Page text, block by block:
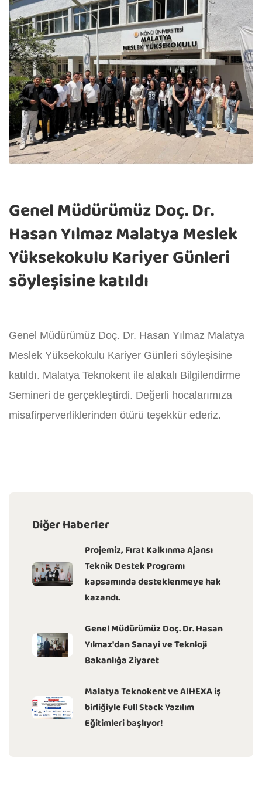
Genel Müdürümüz Doç. Dr.
Hasan Yılmaz Malatya Meslek
Yüksekokulu Kariyer Günleri
söyleşisine katıldı
Genel Müdürümüz Doç. Dr. Hasan Yılmaz Malatya
Meslek Yüksekokulu Kariyer Günleri söyleşisine
katıldı. Malatya Teknokent ile alakalı Bilgilendirme
Semineri de gerçekleştirdi. Değerli hocalarımıza
misafirperverliklerinden ötürü teşekkür ederiz.
Diğer Haberler
Projemiz, Fırat Kalkınma Ajansı
Teknik Destek Programı
kapsamında desteklenmeye hak
kazandı.
Genel Müdürümüz Doç. Dr. Hasan
Yılmaz'dan Sanayi ve Teknloji
Bakanlığa Ziyaret
Malatya Teknokent ve AIHEXA iş
birliğiyle Full Stack Yazılım
Eğitimleri başlıyor!